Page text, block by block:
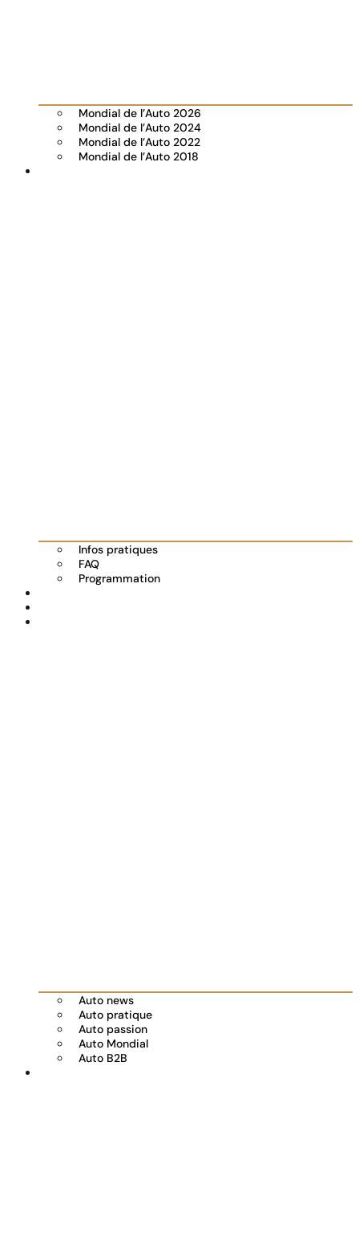
Mondial de l’Auto 2026
Mondial de l’Auto 2024
Mondial de l’Auto 2022
Mondial de l’Auto 2018
Infos pratiques
FAQ
Programmation
Auto news
Auto pratique
Auto passion
Auto Mondial
Auto B2B